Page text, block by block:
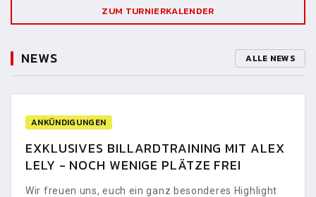
ZUM TURNIERKALENDER
NEWS ALLE NEWS
ANKÜNDIGUNGEN
EXKLUSIVES BILLARDTRAINING MIT ALEX
LELY - NOCH WENIGE PLÄTZE FREI
Wir freuen uns, euch ein ganz besonderes Highlight